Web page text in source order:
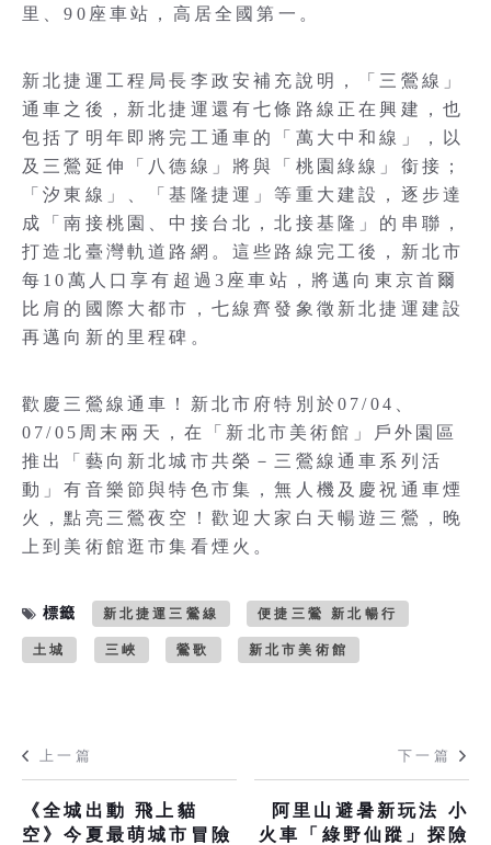
里、90座車站，高居全國第一。
新北捷運工程局長李政安補充說明，「三鶯線」
通車之後，新北捷運還有七條路線正在興建，也
包括了明年即將完工通車的「萬大中和線」，以
及三鶯延伸「八德線」將與「桃園綠線」銜接；
「汐東線」、「基隆捷運」等重大建設，逐步達
成「南接桃園、中接台北，北接基隆」的串聯，
打造北臺灣軌道路網。這些路線完工後，新北市
每10萬人口享有超過3座車站，將邁向東京首爾
比肩的國際大都市，七線齊發象徵新北捷運建設
再邁向新的里程碑。
歡慶三鶯線通車！新北市府特別於07/04、
07/05周末兩天，在「新北市美術館」戶外園區
推出「藝向新北城市共榮－三鶯線通車系列活
動」有音樂節與特色市集，無人機及慶祝通車煙
火，點亮三鶯夜空！歡迎大家白天暢遊三鶯，晚
上到美術館逛市集看煙火。
標籤 新北捷運三鶯線 便捷三鶯 新北暢行
土城 三峽 鶯歌 新北市美術館
上一篇
《全城出動 飛上貓
空》今夏最萌城市冒險
下一篇
阿里山避暑新玩法 小
火車「綠野仙蹤」探險